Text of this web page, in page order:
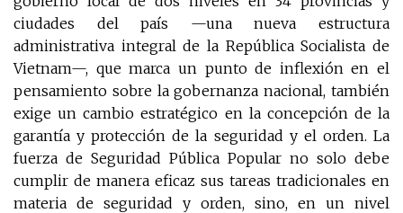
ciudades del país —una nueva estructura
administrativa integral de la República Socialista de
Vietnam—, que marca un punto de inflexión en el
pensamiento sobre la gobernanza nacional, también
exige un cambio estratégico en la concepción de la
garantía y protección de la seguridad y el orden. La
fuerza de Seguridad Pública Popular no solo debe
cumplir de manera eficaz sus tareas tradicionales en
materia de seguridad y orden, sino, en un nivel